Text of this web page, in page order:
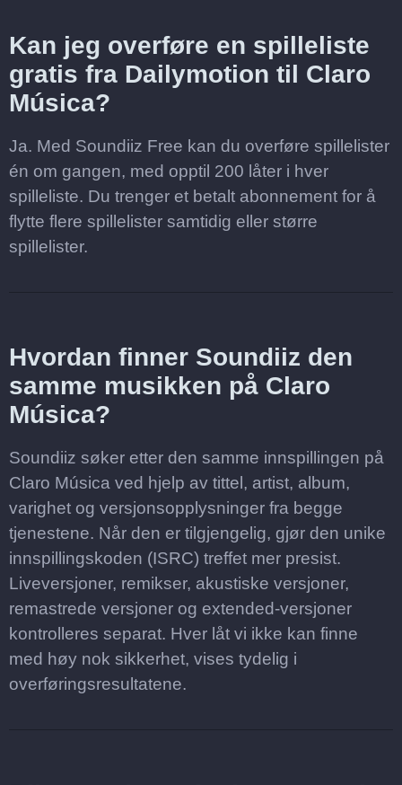
Kan jeg overføre en spilleliste
gratis fra Dailymotion til Claro
Música?
Ja. Med Soundiiz Free kan du overføre spillelister
én om gangen, med opptil 200 låter i hver
spilleliste. Du trenger et betalt abonnement for å
flytte flere spillelister samtidig eller større
spillelister.
Hvordan finner Soundiiz den
samme musikken på Claro
Música?
Soundiiz søker etter den samme innspillingen på
Claro Música ved hjelp av tittel, artist, album,
varighet og versjonsopplysninger fra begge
tjenestene. Når den er tilgjengelig, gjør den unike
innspillingskoden (ISRC) treffet mer presist.
Liveversjoner, remikser, akustiske versjoner,
remastrede versjoner og extended-versjoner
kontrolleres separat. Hver låt vi ikke kan finne
med høy nok sikkerhet, vises tydelig i
overføringsresultatene.